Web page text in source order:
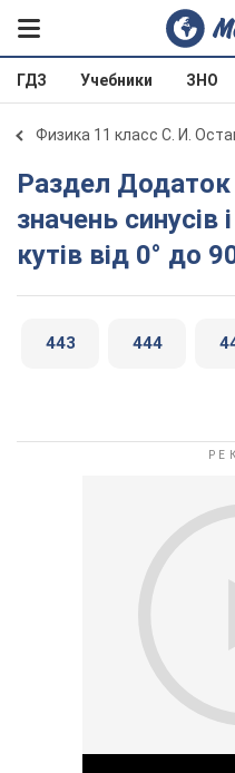
ГДЗ Учебники ЗНО
Физика 11 класс С. И.
Раздел Додаток 6. Таблиці
значень синусів
кутів від 0° до
443 444